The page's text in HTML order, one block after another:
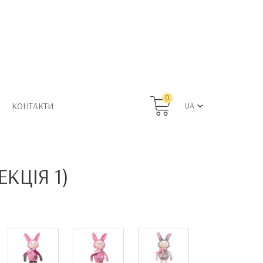
КОНТАКТИ
0
UA
1)